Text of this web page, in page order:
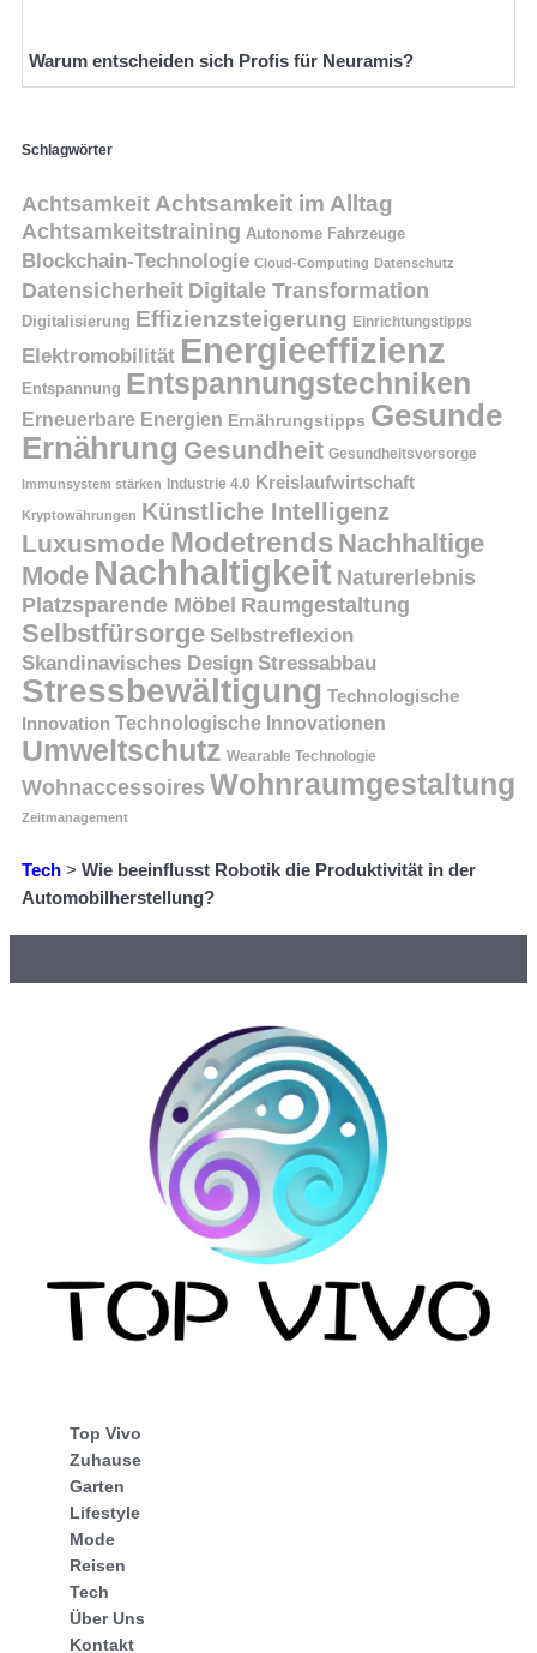
Warum entscheiden sich Profis für Neuramis?
Schlagwörter
Achtsamkeit Achtsamkeit im Alltag
Achtsamkeitstraining Autonome Fahrzeuge
Blockchain-Technologie Cloud-Computing Datenschutz
Datensicherheit Digitale Transformation
Digitalisierung Effizienzsteigerung Einrichtungstipps
Elektromobilität Energieeffizienz
Entspannung Entspannungstechniken
Erneuerbare Energien Ernährungstipps Gesunde
Ernährung Gesundheit Gesundheitsvorsorge
Immunsystem stärken Industrie 4.0 Kreislaufwirtschaft
Kryptowährungen Künstliche Intelligenz
Luxusmode Modetrends Nachhaltige
Mode Nachhaltigkeit Naturerlebnis
Platzsparende Möbel Raumgestaltung
Selbstfürsorge Selbstreflexion
Skandinavisches Design Stressabbau
Stressbewältigung Technologische
Innovation Technologische Innovationen
Umweltschutz Wearable Technologie
Wohnaccessoires Wohnraumgestaltung
Zeitmanagement
Tech > Wie beeinflusst Robotik die Produktivität in der
Automobilherstellung?
Top Vivo
Zuhause
Garten
Lifestyle
Mode
Reisen
Tech
Über Uns
Kontakt